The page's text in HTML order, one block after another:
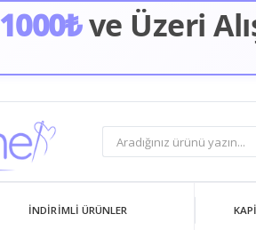
1000₺ve Üzeri
✓
İNDIRIMLI ÜRÜNLER